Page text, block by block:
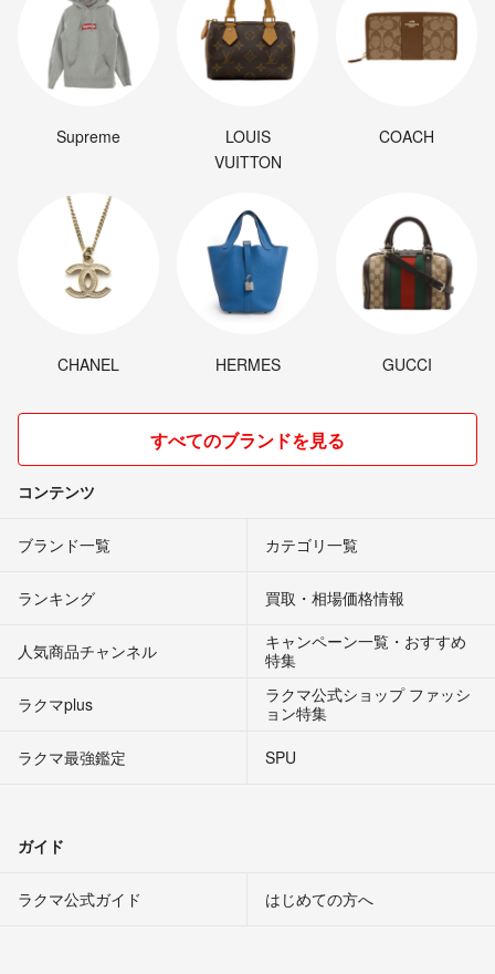
Supreme
LOUIS
VUITTON
COACH
CHANEL HERMES GUCCI
すべてのブランドを見る
コンテンツ
ブランド一覧 カテゴリ一覧
ランキング 買取・相場価格情報
人気商品チャンネル
キャンペーン一覧・おすすめ
特集
ラクマplus
ラクマ公式ショップ ファッシ
ョン特集
ラクマ最強鑑定
SPU
ガイド
ラクマ公式ガイド はじめての方へ